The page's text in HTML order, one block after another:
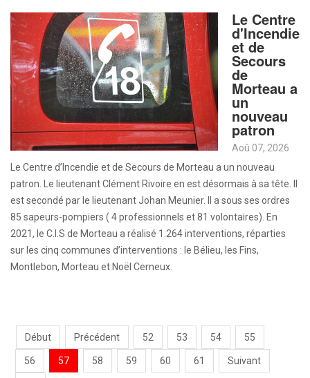
Le Centre
d'Incendie
et de
Secours
de
Morteau a
un
nouveau
patron
Aoû 07, 2026
Le Centre d’Incendie et de Secours de Morteau a un nouveau
patron. Le lieutenant Clément Rivoire en est désormais à sa tête. Il
est secondé par le lieutenant Johan Meunier. Il a sous ses ordres
85 sapeurs-pompiers ( 4 professionnels et 81 volontaires). En
2021, le C.I.S de Morteau a réalisé 1.264 interventions, réparties
sur les cinq communes d’interventions : le Bélieu, les Fins,
Montlebon, Morteau et Noël Cerneux.
Début Précédent 52 53 54 55
56 57 58 59 60 61 Suivant